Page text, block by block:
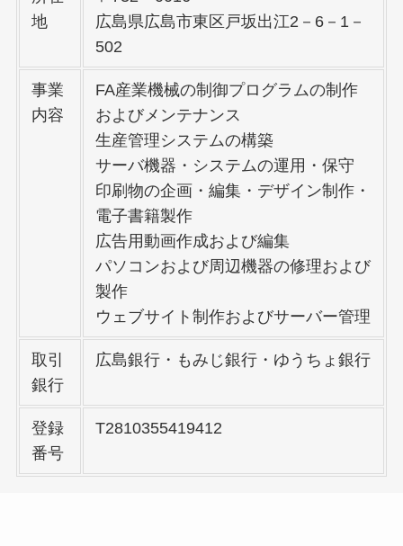
地
広島県広島市東区戸坂出江2－6－1－
502
事業
内容
FA産業機械の制御プログラムの制作
およびメンテナンス
生産管理システムの構築
サーバ機器・システムの運用・保守
印刷物の企画・編集・デザイン制作・
電子書籍製作
広告用動画作成および編集
パソコンおよび周辺機器の修理および
製作
ウェブサイト制作およびサーバー管理
取引
銀行
広島銀行・もみじ銀行・ゆうちょ銀行
登録
番号
T2810355419412